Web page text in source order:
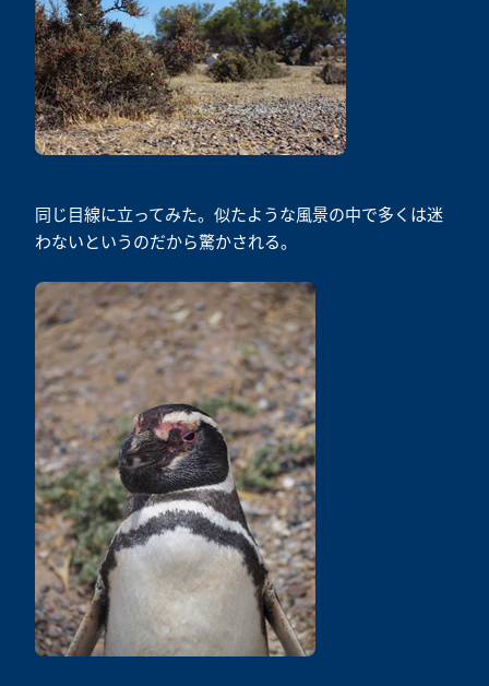
同じ目線に立ってみた。似たような風景の中で多くは迷
わないというのだから驚かされる。